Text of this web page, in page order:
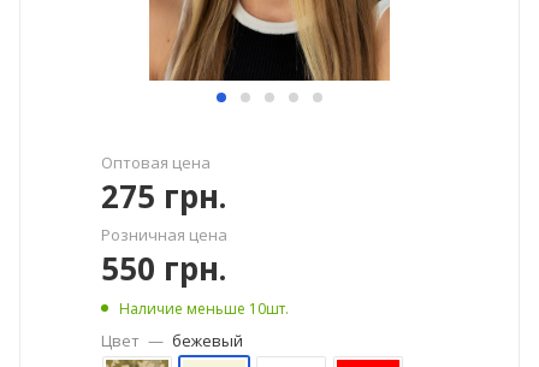
Оптовая цена
275 грн.
Розничная цена
550 грн.
Наличие меньше 10шт.
Цвет — бежевый